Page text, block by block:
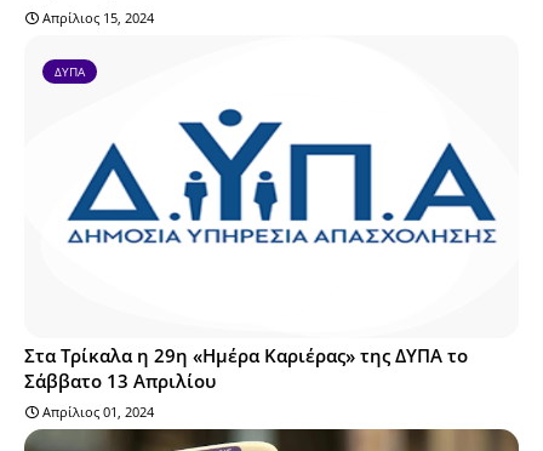
Απρίλιος 15, 2024
ΔΥΠΑ
Στα Τρίκαλα η 29η «Ημέρα Καριέρας» της ΔΥΠΑ το
Σάββατο 13 Απριλίου
Απρίλιος 01, 2024